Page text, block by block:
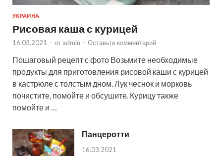
УКРАИНА
Рисовая каша с курицей
16.03.2021 - от admin - Оставьте комментарий
Пошаговый рецепт с фото Возьмите необходимые
продукты для приготовления рисовой каши с курицей
в кастрюле с толстым дном. Лук чеснок и морковь
почистите, помойте и обсушите. Курицу также
помойте и …
Панцеротти
16.03.2021